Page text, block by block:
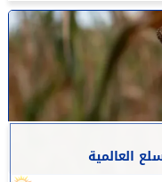
العالمية